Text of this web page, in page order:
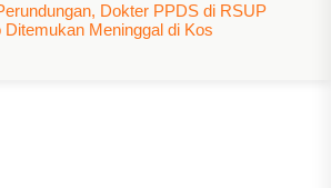
Dokter PPDS di RSUP
Ditemukan Meninggal di Kos